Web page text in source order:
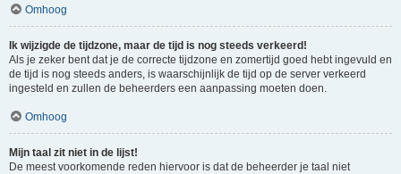
Omhoog
Ik wijzigde de tijdzone, maar de tijd is nog steeds verkeerd!
Als je zeker bent dat je de correcte tijdzone en zomertijd goed hebt ingevuld en
de tijd is nog steeds anders, is waarschijnlijk de tijd op de server verkeerd
ingesteld en zullen de beheerders een aanpassing moeten doen.
Omhoog
Mijn taal zit niet in de lijst!
De meest voorkomende reden hiervoor is dat de beheerder je taal niet